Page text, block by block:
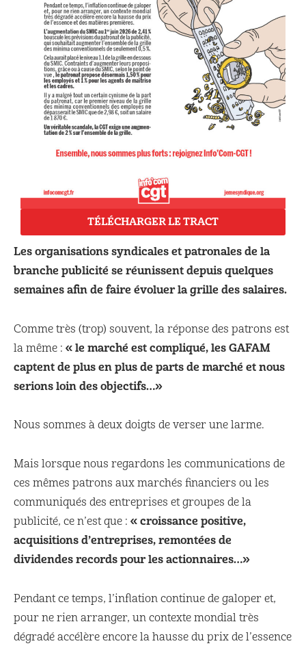
Les organisations syndicales et patronales de la
branche publicité se réunissent depuis quelques
semaines afin de faire évoluer la grille des salaires.
Comme très (trop) souvent, la réponse des patrons est
la même : « le marché est compliqué, les GAFAM
captent de plus en plus de parts de marché et nous
serions loin des objectifs…»
Nous sommes à deux doigts de verser une larme.
Mais lorsque nous regardons les communications de
ces mêmes patrons aux marchés financiers ou les
communiqués des entreprises et groupes de la
publicité, ce n’est que : « croissance positive,
acquisitions d’entreprises, remontées de
dividendes records pour les actionnaires…»
Pendant ce temps, l’inflation continue de galoper et,
pour ne rien arranger, un contexte mondial très
dégradé accélère encore la hausse du prix de l’essence
TÉLÉCHARGER LE TRACT